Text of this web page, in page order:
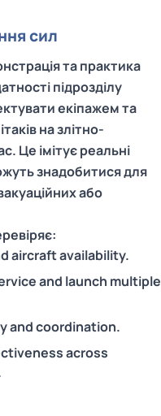
сил
та практика
підрозділу
екіпажем та
на злітно-
Це імітує реальні
знадобитися для
або
aircraft availability.
and launch multiple
and coordination.
across